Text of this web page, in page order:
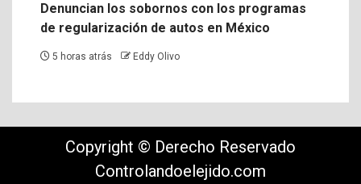
Denuncian los sobornos con los programas
de regularización de autos en México
5 horas atrás Eddy Olivo
Copyright © Derecho Reservado
Controlandoelejido.com